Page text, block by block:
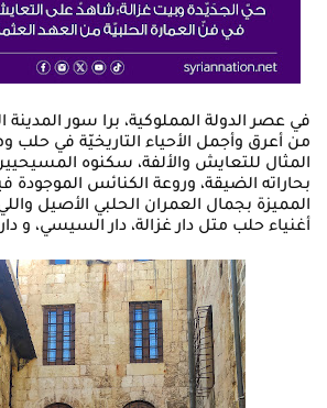
في عصر الدولة المملوكية، برا سور
من أعرق وأجمل الأحياء التاريخيّة في حلب
المثال للتعايش والألفة، سكنوه
بحاراته الضيقة، وروعة الكنائس الموجودة
المميزة بجمال العمران الحلبي الأصيل
أغنياء حلب متل دار غزالة، دار السيسي، و